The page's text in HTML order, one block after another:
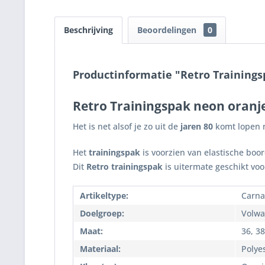
Beschrijving Beoordelingen 0
Productinformatie "Retro
Retro Trainingspak neon
Het is net alsof je zo uit de jaren 80 komt lopen
Het trainingspak is voorzien van elastische
Dit Retro trainingspak is uitermate geschikt
Artikeltype:
Doelgroep:
Maat:
36,
Materiaal: